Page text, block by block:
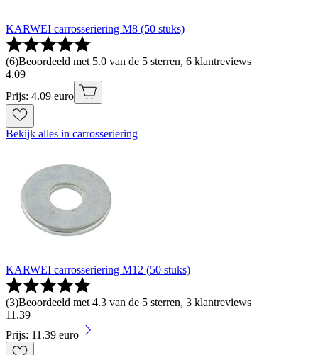
KARWEI carrosseriering M8 (50 stuks)
(6)Beoordeeld met 5.0 van de 5 sterren, 6 klantreviews
4.09
Prijs: 4.09 euro
Bekijk alles in carrosseriering
KARWEI carrosseriering M12 (50 stuks)
(3)Beoordeeld met 4.3 van de 5 sterren, 3 klantreviews
11 .39
Prijs: 11.39 euro